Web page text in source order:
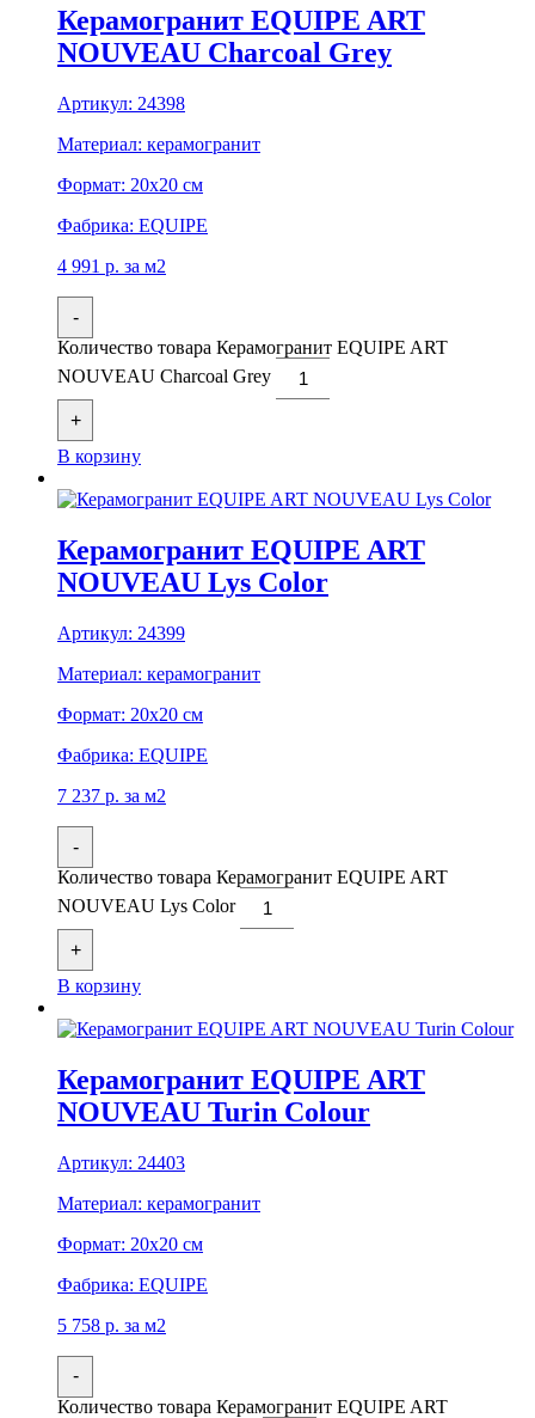
Керамогранит EQUIPE ART
NOUVEAU Charcoal Grey
Артикул: 24398
Материал: керамогранит
Формат: 20x20 см
Фабрика: EQUIPE
4 991 р. за м2
-
Количество товара Керамогранит EQUIPE ART
NOUVEAU Charcoal Grey
+
В корзину
Керамогранит EQUIPE ART
NOUVEAU Lys Color
Артикул: 24399
Материал: керамогранит
Формат: 20x20 см
Фабрика: EQUIPE
7 237 р. за м2
-
Количество товара Керамогранит EQUIPE ART
NOUVEAU Lys Color
+
В корзину
Керамогранит EQUIPE ART
NOUVEAU Turin Colour
Артикул: 24403
Материал: керамогранит
Формат: 20x20 см
Фабрика: EQUIPE
5 758 р. за м2
-
Количество товара Керамогранит EQUIPE ART